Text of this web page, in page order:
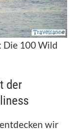
Die 100 Wild
der
wir